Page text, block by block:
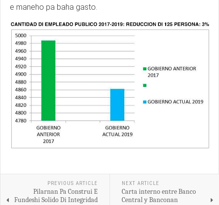
e maneho pa baha gasto.
PREVIOUS ARTICLE
Pilarnan Pa Construi E
Fundeshi Solido Di Integridad
NEXT ARTICLE
Carta interno entre Banco
Central y Banconan